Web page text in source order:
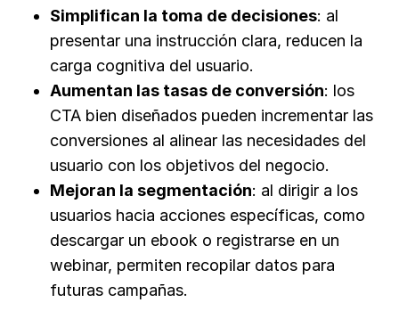
Simplifican la toma de decisiones: al
presentar una instrucción clara, reducen la
carga cognitiva del usuario.
Aumentan las tasas de conversión: los
CTA bien diseñados pueden incrementar las
conversiones al alinear las necesidades del
usuario con los objetivos del negocio.
Mejoran la segmentación: al dirigir a los
usuarios hacia acciones específicas, como
descargar un ebook o registrarse en un
webinar, permiten recopilar datos para
futuras campañas.